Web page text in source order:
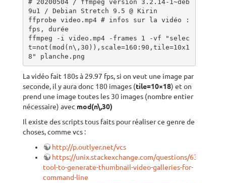
# 20200504 / ffmpeg version 3.2.14-1~deb
9u1 / Debian Stretch 9.5 @ Kirin
ffprobe video.mp4 # infos sur la vidéo :
fps, durée
ffmpeg -i video.mp4 -frames 1 -vf "selec
t=not(mod(n\,30)),scale=160:90,tile=10x1
8" planche.png
La vidéo fait 180s à 29.97 fps, si on veut une image par
seconde, il y aura donc 180 images (tile=10×18) et on
prend une image toutes les 30 images (nombre entier
nécessaire) avec mod(n\,30)
Il existe des scripts tous faits pour réaliser ce genre de
choses, comme vcs :
http://p.outlyer.net/vcs
https://unix.stackexchange.com/questions/63769/fast-
tool-to-generate-thumbnail-video-galleries-for-
command-line